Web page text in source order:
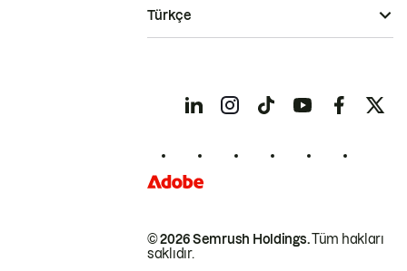
© 2026 Semrush Holdings.Tüm hakları
saklıdır.
Türkçe